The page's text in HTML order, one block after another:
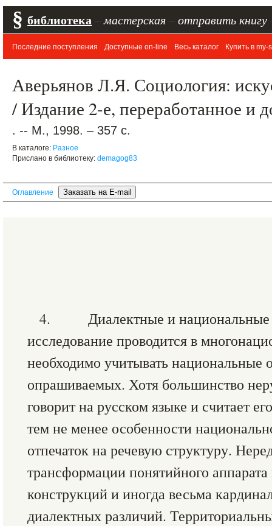
§ библиотека мастерская отправить книгу
Последние поступления Доступные on-line Весь каталог Купить в my-
Аверьянов Л.Я. Социология:
/ Издание 2-е, переработанное и
. -- М., 1998. – 357 с.
В каталоге: Разное
Прислано в библиотеку: demagog83
Оглавление
4. Диалектные и национальные
исследование проводится в
необходимо учитывать национальные
опрашиваемых. Хотя большинство
говорит на русском языке и считает
тем не менее особенности
отпечаток на речевую структуру.
трансформации понятийного
конструкций и иногда весьма
диалектных различий.